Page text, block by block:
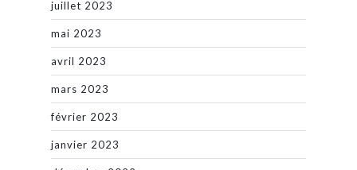
juillet 2023
mai 2023
avril 2023
mars 2023
février 2023
janvier 2023